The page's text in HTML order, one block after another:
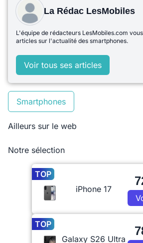
La Rédac LesMobiles
L'équipe de rédacteurs LesMobiles.com
articles sur l'actualité des smartphones.
Voir tous ses articles
Smartphones
Ailleurs sur le web
Notre sélection
TOP
iPhone 17
TOP
Galaxy S26 Ultra